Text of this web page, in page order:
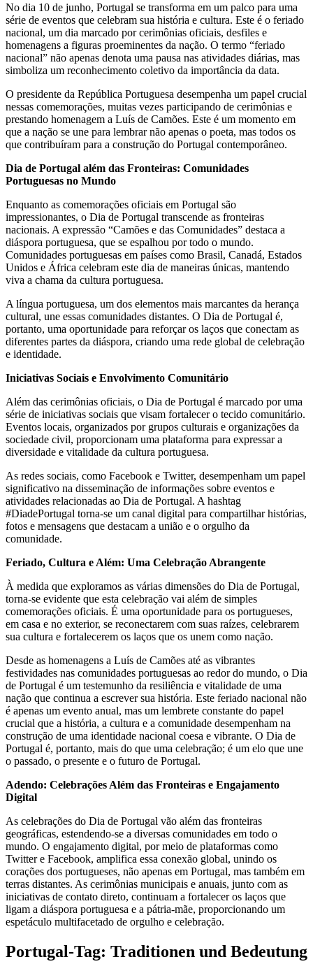
No dia 10 de junho, Portugal se transforma em um palco para uma
série de eventos que celebram sua história e cultura. Este é o feriado
nacional, um dia marcado por cerimônias oficiais, desfiles e
homenagens a figuras proeminentes da nação. O termo “feriado
nacional” não apenas denota uma pausa nas atividades diárias, mas
simboliza um reconhecimento coletivo da importância da data.
O presidente da República Portuguesa desempenha um papel crucial
nessas comemorações, muitas vezes participando de cerimônias e
prestando homenagem a Luís de Camões. Este é um momento em
que a nação se une para lembrar não apenas o poeta, mas todos os
que contribuíram para a construção do Portugal contemporâneo.
Dia de Portugal além das Fronteiras: Comunidades
Portuguesas no Mundo
Enquanto as comemorações oficiais em Portugal são
impressionantes, o Dia de Portugal transcende as fronteiras
nacionais. A expressão “Camões e das Comunidades” destaca a
diáspora portuguesa, que se espalhou por todo o mundo.
Comunidades portuguesas em países como Brasil, Canadá, Estados
Unidos e África celebram este dia de maneiras únicas, mantendo
viva a chama da cultura portuguesa.
A língua portuguesa, um dos elementos mais marcantes da herança
cultural, une essas comunidades distantes. O Dia de Portugal é,
portanto, uma oportunidade para reforçar os laços que conectam as
diferentes partes da diáspora, criando uma rede global de celebração
e identidade.
Iniciativas Sociais e Envolvimento Comunitário
Além das cerimônias oficiais, o Dia de Portugal é marcado por uma
série de iniciativas sociais que visam fortalecer o tecido comunitário.
Eventos locais, organizados por grupos culturais e organizações da
sociedade civil, proporcionam uma plataforma para expressar a
diversidade e vitalidade da cultura portuguesa.
As redes sociais, como Facebook e Twitter, desempenham um papel
significativo na disseminação de informações sobre eventos e
atividades relacionadas ao Dia de Portugal. A hashtag
#DiadePortugal torna-se um canal digital para compartilhar histórias,
fotos e mensagens que destacam a união e o orgulho da
comunidade.
Feriado, Cultura e Além: Uma Celebração Abrangente
À medida que exploramos as várias dimensões do Dia de Portugal,
torna-se evidente que esta celebração vai além de simples
comemorações oficiais. É uma oportunidade para os portugueses,
em casa e no exterior, se reconectarem com suas raízes, celebrarem
sua cultura e fortalecerem os laços que os unem como nação.
Desde as homenagens a Luís de Camões até as vibrantes
festividades nas comunidades portuguesas ao redor do mundo, o Dia
de Portugal é um testemunho da resiliência e vitalidade de uma
nação que continua a escrever sua história. Este feriado nacional não
é apenas um evento anual, mas um lembrete constante do papel
crucial que a história, a cultura e a comunidade desempenham na
construção de uma identidade nacional coesa e vibrante. O Dia de
Portugal é, portanto, mais do que uma celebração; é um elo que une
o passado, o presente e o futuro de Portugal.
Adendo: Celebrações Além das Fronteiras e Engajamento
Digital
As celebrações do Dia de Portugal vão além das fronteiras
geográficas, estendendo-se a diversas comunidades em todo o
mundo. O engajamento digital, por meio de plataformas como
Twitter e Facebook, amplifica essa conexão global, unindo os
corações dos portugueses, não apenas em Portugal, mas também em
terras distantes. As cerimônias municipais e anuais, junto com as
iniciativas de contato direto, continuam a fortalecer os laços que
ligam a diáspora portuguesa e a pátria-mãe, proporcionando um
espetáculo multifacetado de orgulho e celebração.
Portugal-Tag: Traditionen und Bedeutung